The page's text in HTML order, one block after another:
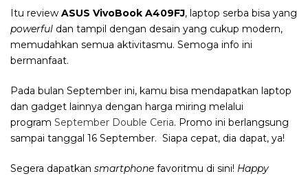
Itu review ASUS VivoBook A409FJ, laptop serba bisa yang
powerful dan tampil dengan desain yang cukup modern,
memudahkan semua aktivitasmu. Semoga info ini
bermanfaat.
Pada bulan September ini, kamu bisa mendapatkan laptop
dan gadget lainnya dengan harga miring melalui
program September Double Ceria. Promo ini berlangsung
sampai tanggal 16 September. Siapa cepat, dia dapat, ya!
Segera dapatkan smartphone favoritmu di sini! Happy